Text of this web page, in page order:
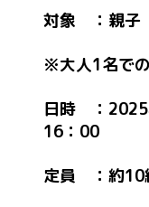
対象 ：親子
※大人1名で
日時 ：2025
16：00
定員 ：約10